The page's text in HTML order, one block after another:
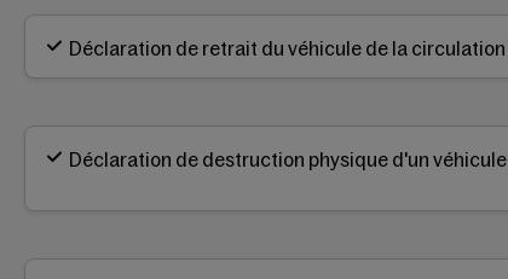
Déclaration de retrait du véhicule de la circulation
Déclaration de destruction physique d'un véhicule